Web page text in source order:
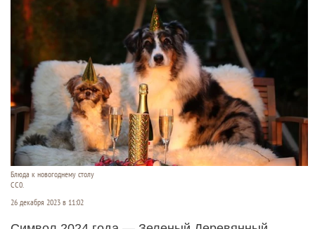
Блюда к новогоднему столу
СС0.
26 декабря 2023 в 11:02